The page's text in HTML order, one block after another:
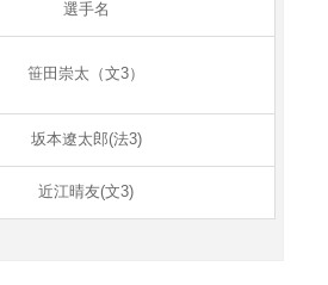
選手名
笹田崇太（文3）
坂本遼太郎(法3)
近江晴友(文3)